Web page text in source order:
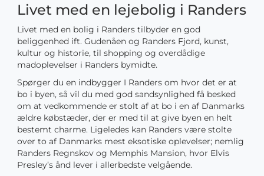
Livet med en lejebolig i Randers
Livet med en bolig i Randers tilbyder en god
beliggenhed ift. Gudenåen og Randers Fjord, kunst,
kultur og historie, til shopping og overdådige
madoplevelser i Randers bymidte.
Spørger du en indbygger I Randers om hvor det er at
bo i byen, så vil du med god sandsynlighed få besked
om at vedkommende er stolt af at bo i en af Danmarks
ældre købstæder, der er med til at give byen en helt
bestemt charme. Ligeledes kan Randers være stolte
over to af Danmarks mest eksotiske oplevelser; nemlig
Randers Regnskov og Memphis Mansion, hvor Elvis
Presley’s ånd lever i allerbedste velgående.